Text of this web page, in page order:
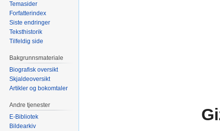
Temasider
Forfatterindex
Siste endringer
Teksthistorik
Tilfeldig side
Bakgrunnsmateriale
Biografisk oversikt
Skjaldeoversikt
Artikler og bokomtaler
Andre tjenester
E-Bibliotek
Bildearkiv